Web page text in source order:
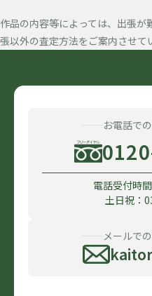
作品の内容等によっては、出張
張以外の査定方法をご案内させて
お電話で
電話受付時
土日祝：
メールで